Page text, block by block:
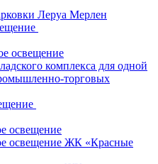
Леруа Мерлен
освещение
комплекса для одной
торговых
освещение
освещение ЖК «Красные